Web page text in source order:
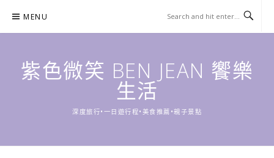
content
MENU
紫色微笑 BEN JEAN 饗樂
生活
深度旅行•一日遊行程•美食推薦•親子景點